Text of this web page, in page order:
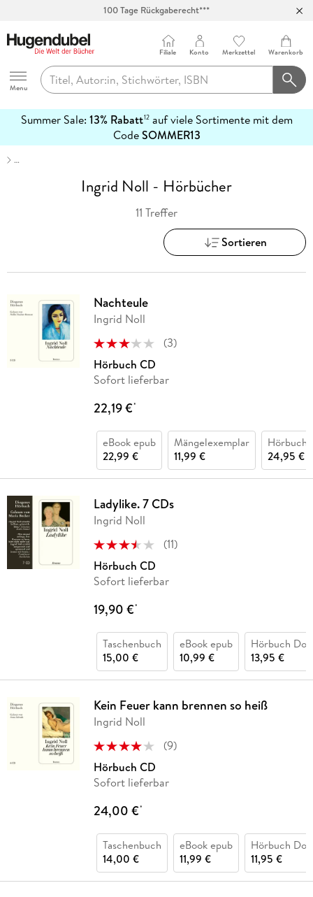
100 Tage Rückgaberecht***
Hugendubel
Menu
Filiale Konto Merkzettel Warenkorb
Summer Sale: 13% Rabatt12auf viele Sortimente mit dem
CodeSOMMER13
erfahren
…
Ingrid Noll - Hörbücher
11 Treffer
Sortieren
Nachteule
Ingrid Noll
(3)
Hörbuch CD
Sofort lieferbar
22,19 €*
eBook epub
22,99 €
Mängelexemplar
11,99 €
Hörbuch
24,95 €
Ladylike. 7 CDs
Ingrid Noll
(11)
Hörbuch CD
Sofort lieferbar
19,90 €*
Taschenbuch
15,00 €
eBook epub
10,99 €
Hörbuch
13,95 €
Kein Feuer kann brennen so heiß
Ingrid Noll
(9)
Hörbuch CD
Sofort lieferbar
24,00 €*
Taschenbuch
14,00 €
eBook epub
11,99 €
Hörbuch
11,95 €